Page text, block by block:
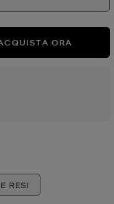
ORA
RESI